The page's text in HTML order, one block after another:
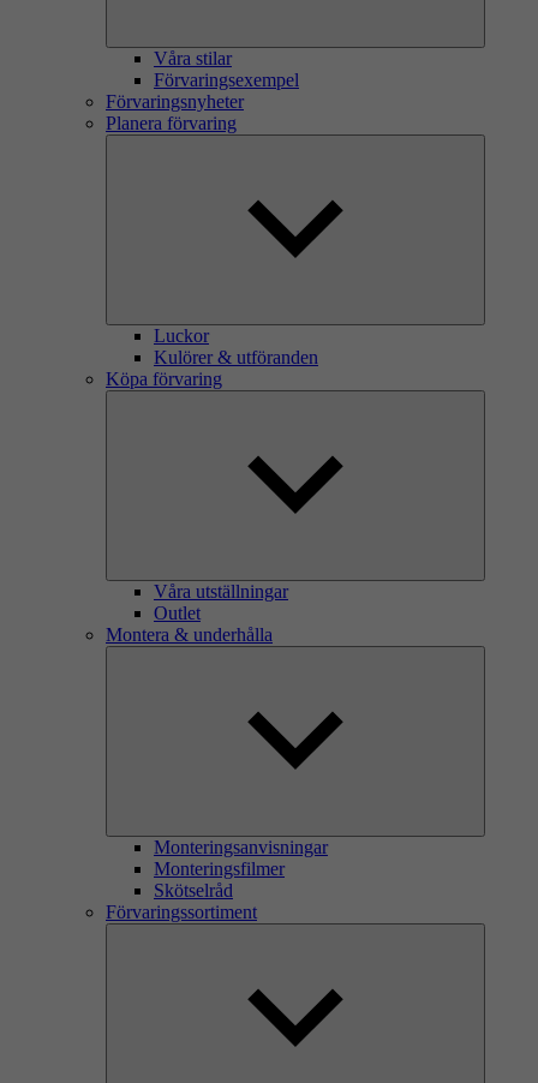
Våra stilar
Förvaringsexempel
Förvaringsnyheter
Planera förvaring
Luckor
Kulörer & utföranden
Köpa förvaring
Våra utställningar
Outlet
Montera & underhålla
Monteringsanvisningar
Monteringsfilmer
Skötselråd
Förvaringssortiment